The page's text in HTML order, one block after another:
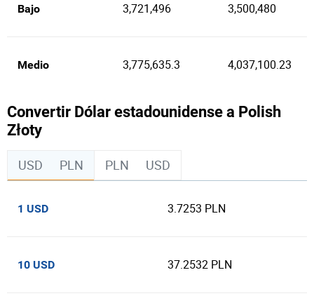
Bajo 3,721,496 3,500,480
Medio 3,775,635.3 4,037,100.23
Convertir Dólar estadounidense a Polish
Złoty
USD PLN PLN USD
1 USD 3.7253 PLN
10 USD 37.2532 PLN